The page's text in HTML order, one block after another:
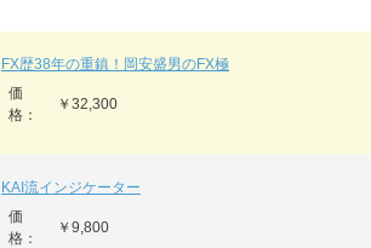
FX歴38年の重鎮！岡安盛男のFX極
価
格：
￥32,300
KAI流インジケーター
価
格：
￥9,800